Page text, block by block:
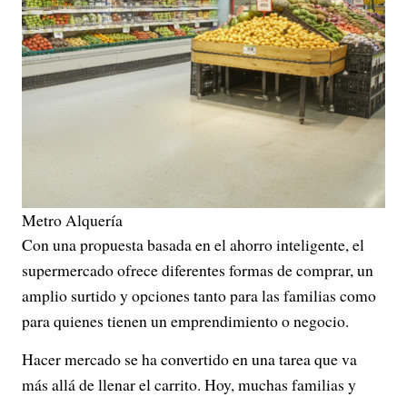
Metro Alquería
Con una propuesta basada en el ahorro inteligente, el
supermercado ofrece diferentes formas de comprar, un
amplio surtido y opciones tanto para las familias como
para quienes tienen un emprendimiento o negocio.
Hacer mercado se ha convertido en una tarea que va
más allá de llenar el carrito. Hoy, muchas familias y